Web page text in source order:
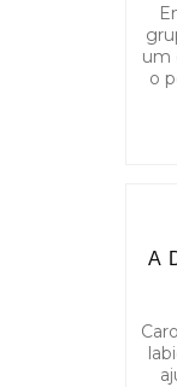
um
o
A